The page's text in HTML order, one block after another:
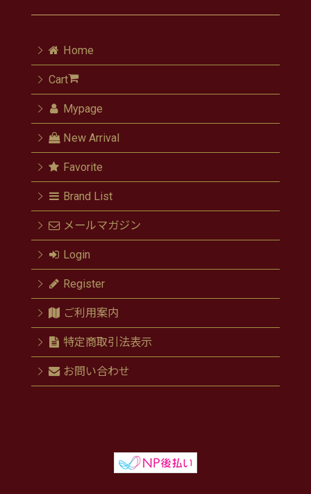
Home
Cart
Mypage
New Arrival
Favorite
Brand List
メールマガジン
Login
Register
ご利用案内
特定商取引法表示
お問い合わせ